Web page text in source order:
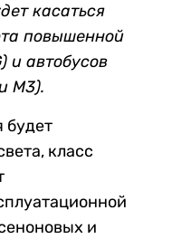
касаться
повышенной
и автобусов
М3).
будет
класс
и